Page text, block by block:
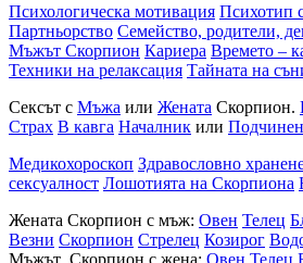
Психологическа мотивация Психотип
Партньорство Семейство, родители,
Мъжът Скорпион Кариера Времето –
Техники на релаксация Тайната на
Сексът с Мъжа или Жената Скорпион.
Страх В кавга Началник или Подчинен
Медикохороскоп Здравословно
сексуалност Лошотията на Скорпиона
Жената Скорпион с мъж: Овен Телец
Везни Скорпион Стрелец Козирог
Мъжът Скорпион с жена: Овен Телец